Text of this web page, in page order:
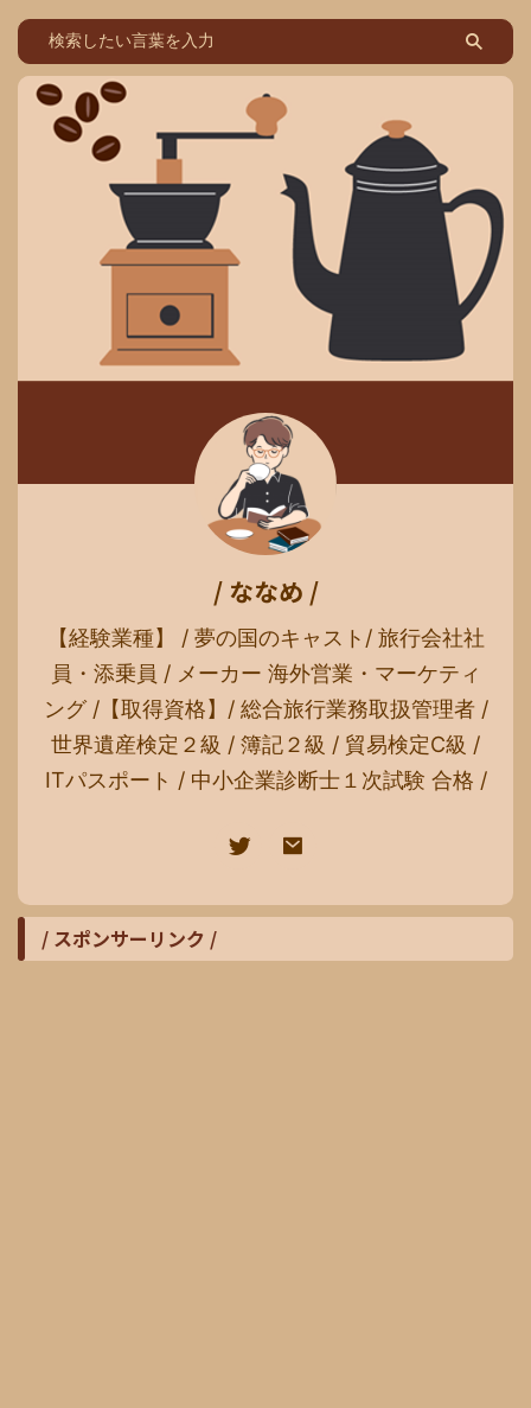
/ ななめ /
【経験業種】 / 夢の国のキャスト/ 旅行会社社
員・添乗員 / メーカー 海外営業・マーケティ
ング /【取得資格】/ 総合旅行業務取扱管理者 /
世界遺産検定２級 / 簿記２級 / 貿易検定C級 /
ITパスポート / 中小企業診断士１次試験 合格 /
/ スポンサーリンク /